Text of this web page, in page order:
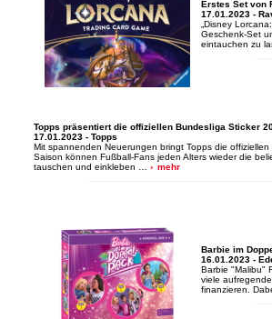
Erstes Set von
17.01.2023 -
„Disney
Geschenk-Set
eintauchen zu
Topps präsentiert die offiziellen Bundesliga Sticker
17.01.2023 - Topps
Mit spannenden Neuerungen bringt Topps die
Saison können Fußball-Fans jeden Alters wieder die
tauschen und einkleben …
mehr
Barbie im
16.01.2023 -
Barbie "Malibu"
viele
finanzieren.